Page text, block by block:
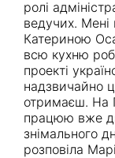
ролі
ведучих.
Катериною
всю кухню
проекті
надзвичайно
отримаєш. На
працюю вже
знімального
розповіла